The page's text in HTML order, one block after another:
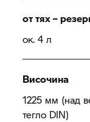
от тях –
ок. 4 л
Височина
1225 мм (над
тегло DIN)